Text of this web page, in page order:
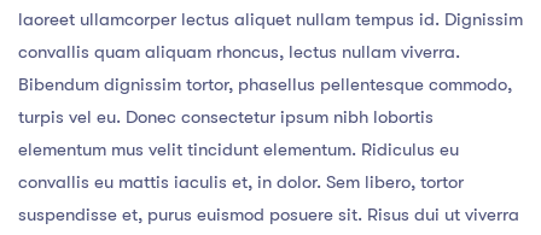
laoreet ullamcorper lectus aliquet nullam tempus id. Dignissim
convallis quam aliquam rhoncus, lectus nullam viverra.
Bibendum dignissim tortor, phasellus pellentesque commodo,
turpis vel eu. Donec consectetur ipsum nibh lobortis
elementum mus velit tincidunt elementum. Ridiculus eu
convallis eu mattis iaculis et, in dolor. Sem libero, tortor
suspendisse et, purus euismod posuere sit. Risus dui ut viverra